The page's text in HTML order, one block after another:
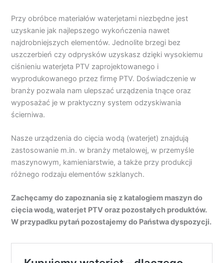
Przy obróbce materiałów waterjetami niezbędne jest
uzyskanie jak najlepszego wykończenia nawet
najdrobniejszych elementów. Jednolite brzegi bez
uszczerbień czy odprysków uzyskasz dzięki wysokiemu
ciśnieniu waterjeta PTV zaprojektowanego i
wyprodukowanego przez firmę PTV. Doświadczenie w
branży pozwala nam ulepszać urządzenia tnące oraz
wyposażać je w praktyczny system odzyskiwania
ścierniwa.
Nasze urządzenia do cięcia wodą (waterjet) znajdują
zastosowanie m.in. w branży metalowej, w przemyśle
maszynowym, kamieniarstwie, a także przy produkcji
różnego rodzaju elementów szklanych.
Zachęcamy do zapoznania się z katalogiem maszyn do
cięcia wodą, waterjet PTV oraz pozostałych produktów.
W przypadku pytań pozostajemy do Państwa dyspozycji.